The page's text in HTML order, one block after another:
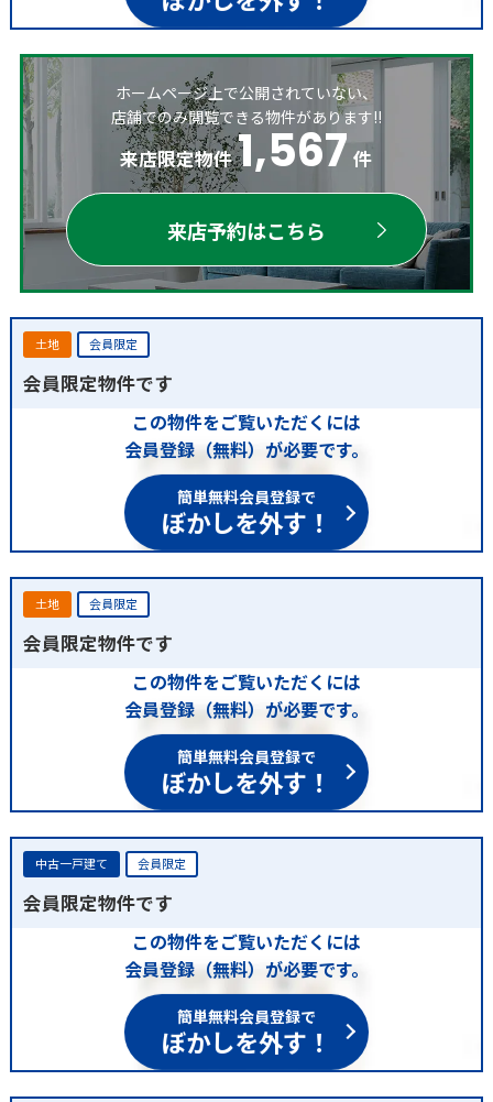
ホームページ上で公開されていない、
店舗でのみ閲覧できる物件があります!!
来店限定物件 1,567 件
来店予約はこちら
土地 会員限定
会員限定物件です
この物件をご覧いただくには
会員登録（無料）が必要です。
簡単無料会員登録で
ぼかしを外す！
土地 会員限定
会員限定物件です
この物件をご覧いただくには
会員登録（無料）が必要です。
簡単無料会員登録で
ぼかしを外す！
中古一戸建て 会員限定
会員限定物件です
この物件をご覧いただくには
会員登録（無料）が必要です。
簡単無料会員登録で
ぼかしを外す！